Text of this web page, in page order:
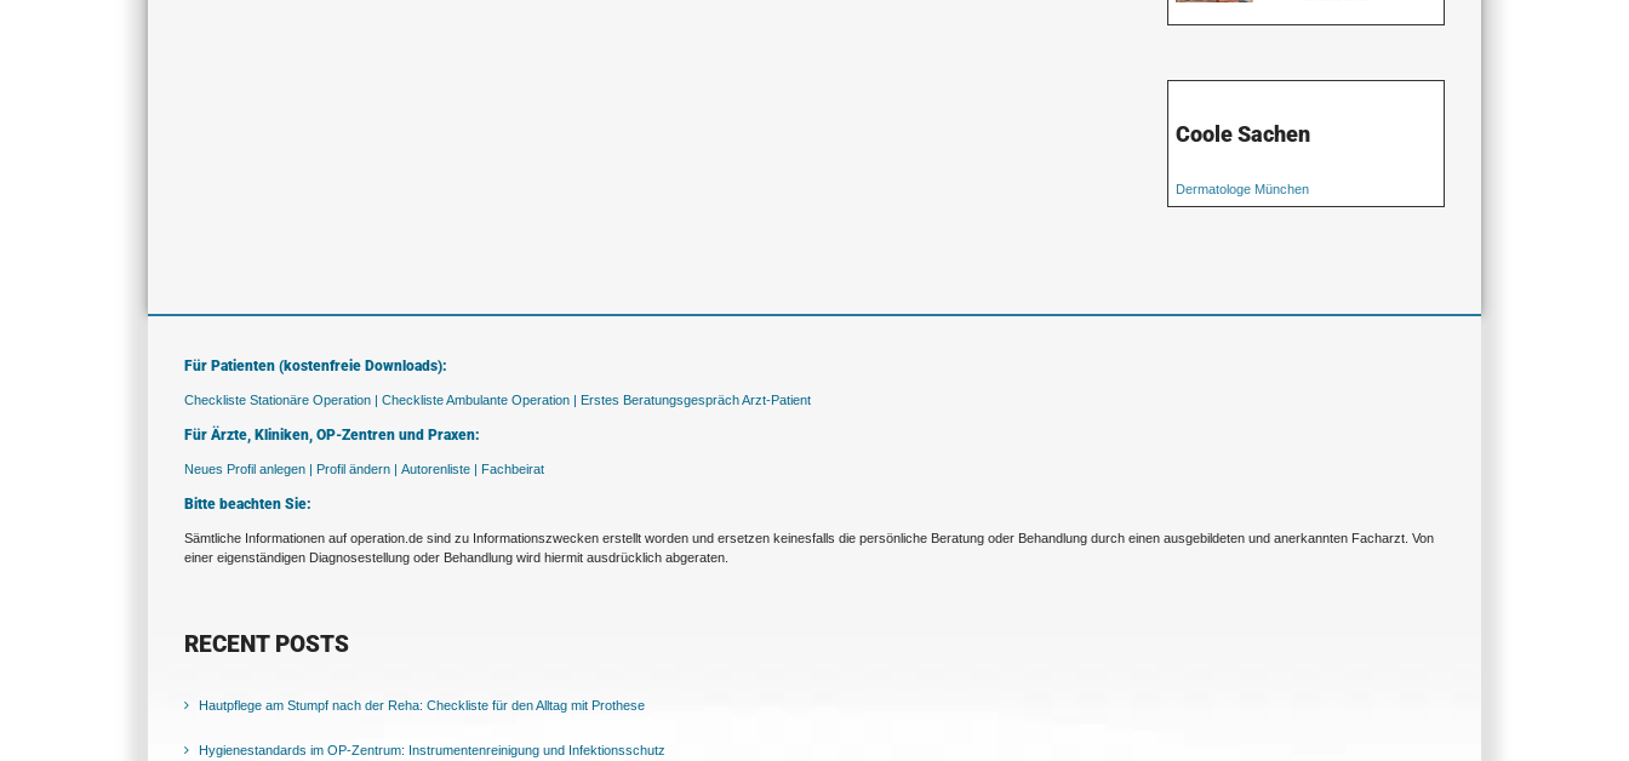
Coole Sachen
Dermatologe München
Für Patienten (kostenfreie Downloads):
Checkliste Stationäre Operation | Checkliste Ambulante Operation | Erstes Beratungsgespräch Arzt-Patient
Für Ärzte, Kliniken, OP-Zentren und Praxen:
Neues Profil anlegen | Profil ändern | Autorenliste | Fachbeirat
Bitte beachten Sie:
Sämtliche Informationen auf operation.de sind zu Informationszwecken erstellt worden und ersetzen keinesfalls die persönliche Beratung oder Behandlung durch einen ausgebildeten und anerkannten Facharzt. Von
einer eigenständigen Diagnosestellung oder Behandlung wird hiermit ausdrücklich abgeraten.
RECENT POSTS
Hautpflege am Stumpf nach der Reha: Checkliste für den Alltag mit Prothese
Hygienestandards im OP-Zentrum: Instrumentenreinigung und Infektionsschutz